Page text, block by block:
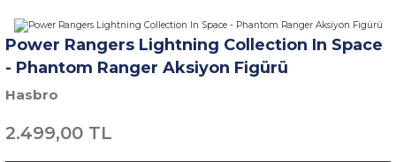
Power Rangers Lightning Collection In Space
- Phantom Ranger Aksiyon Figürü
Hasbro
2.499,00 TL